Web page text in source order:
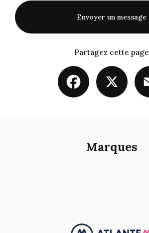
Envoyer un message
Partagez cette page
Facebook
Marques